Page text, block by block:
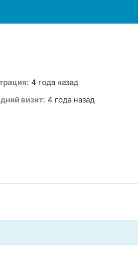
4 года назад
визит: 4 года назад